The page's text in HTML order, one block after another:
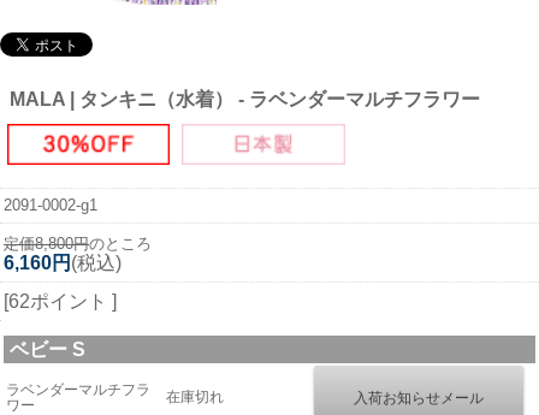
MALA | タンキニ（水着） - ラベンダーマルチフラワー
2091-0002-g1
定価8,800円のところ
6,160円 (税込)
[62ポイント ]
ベビー S
ラベンダーマルチフラ
ワー
在庫切れ